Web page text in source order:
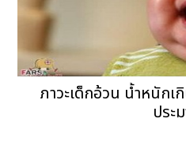
ภาวะเด็กอ้วน น้ำหนัก
ประ